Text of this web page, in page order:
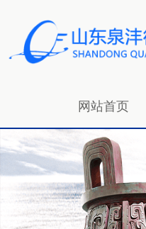
网站首页
招贤纳士